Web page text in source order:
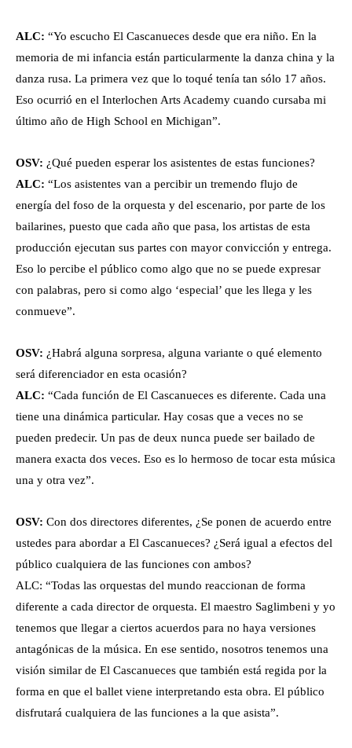
ALC: “Yo escucho El Cascanueces desde que era niño. En la
memoria de mi infancia están particularmente la danza china y la
danza rusa. La primera vez que lo toqué tenía tan sólo 17 años.
Eso ocurrió en el Interlochen Arts Academy cuando cursaba mi
último año de High School en Michigan”.
OSV: ¿Qué pueden esperar los asistentes de estas funciones?
ALC: “Los asistentes van a percibir un tremendo flujo de
energía del foso de la orquesta y del escenario, por parte de los
bailarines, puesto que cada año que pasa, los artistas de esta
producción ejecutan sus partes con mayor convicción y entrega.
Eso lo percibe el público como algo que no se puede expresar
con palabras, pero si como algo ‘especial’ que les llega y les
conmueve”.
OSV: ¿Habrá alguna sorpresa, alguna variante o qué elemento
será diferenciador en esta ocasión?
ALC: “Cada función de El Cascanueces es diferente. Cada una
tiene una dinámica particular. Hay cosas que a veces no se
pueden predecir. Un pas de deux nunca puede ser bailado de
manera exacta dos veces. Eso es lo hermoso de tocar esta música
una y otra vez”.
OSV: Con dos directores diferentes, ¿Se ponen de acuerdo entre
ustedes para abordar a El Cascanueces? ¿Será igual a efectos del
público cualquiera de las funciones con ambos?
ALC: “Todas las orquestas del mundo reaccionan de forma
diferente a cada director de orquesta. El maestro Saglimbeni y yo
tenemos que llegar a ciertos acuerdos para no haya versiones
antagónicas de la música. En ese sentido, nosotros tenemos una
visión similar de El Cascanueces que también está regida por la
forma en que el ballet viene interpretando esta obra. El público
disfrutará cualquiera de las funciones a la que asista”.